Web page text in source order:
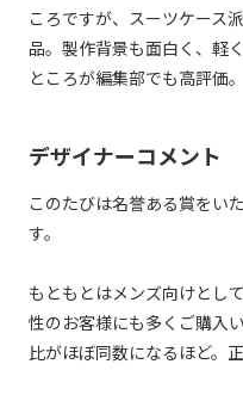
ころですが、スーツケース
品。製作背景も面白く、軽
ところが編集部でも高評価。
デザイナーコメント
このたびは名誉ある賞をい
す。
もともとはメンズ向けとし
性のお客様にも多くご購入
比がほぼ同数になるほど。